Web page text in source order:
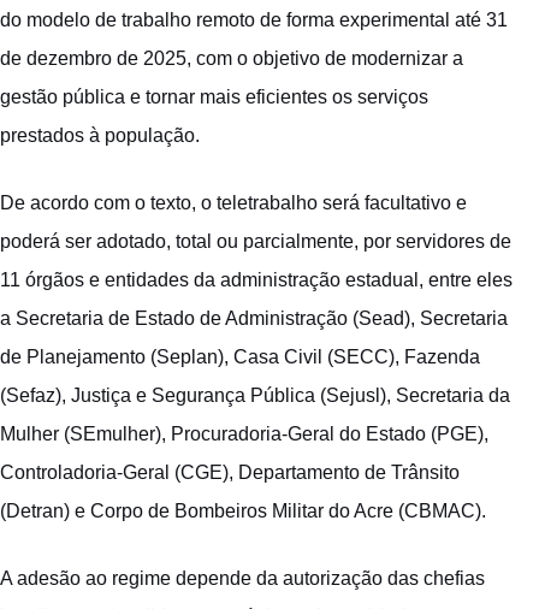
do modelo de trabalho remoto de forma experimental até 31
de dezembro de 2025, com o objetivo de modernizar a
gestão pública e tornar mais eficientes os serviços
prestados à população.
De acordo com o texto, o teletrabalho será facultativo e
poderá ser adotado, total ou parcialmente, por servidores de
11 órgãos e entidades da administração estadual, entre eles
a Secretaria de Estado de Administração (Sead), Secretaria
de Planejamento (Seplan), Casa Civil (SECC), Fazenda
(Sefaz), Justiça e Segurança Pública (Sejusl), Secretaria da
Mulher (SEmulher), Procuradoria-Geral do Estado (PGE),
Controladoria-Geral (CGE), Departamento de Trânsito
(Detran) e Corpo de Bombeiros Militar do Acre (CBMAC).
A adesão ao regime depende da autorização das chefias